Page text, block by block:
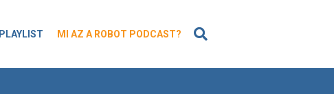
PLAYLIST MI AZ A ROBOT PODCAST?